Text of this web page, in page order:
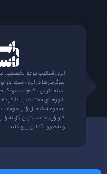
ایران اسکیپ مرجع تخصصی
سرگرمی‌ها در ایران است. در
سینما ترس، گیم‌نت،
شهرهای مختلف پیدا
مجموعه شامل ژانر،
کاربران، مناسب‌ترین گزینه
و به‌صورت آنلاین رزرو کنید.